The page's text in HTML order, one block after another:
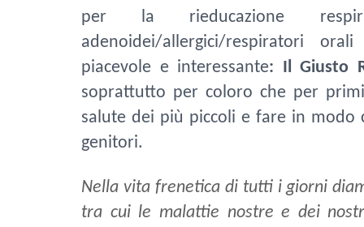
per la rieducazione
adenoidei/allergici/respiratori
piacevole e interessante: Il Giusto
soprattutto per coloro che per
salute dei più piccoli e fare in modo
genitori.
Nella vita frenetica di tutti i giorni
tra cui le malattie nostre e dei